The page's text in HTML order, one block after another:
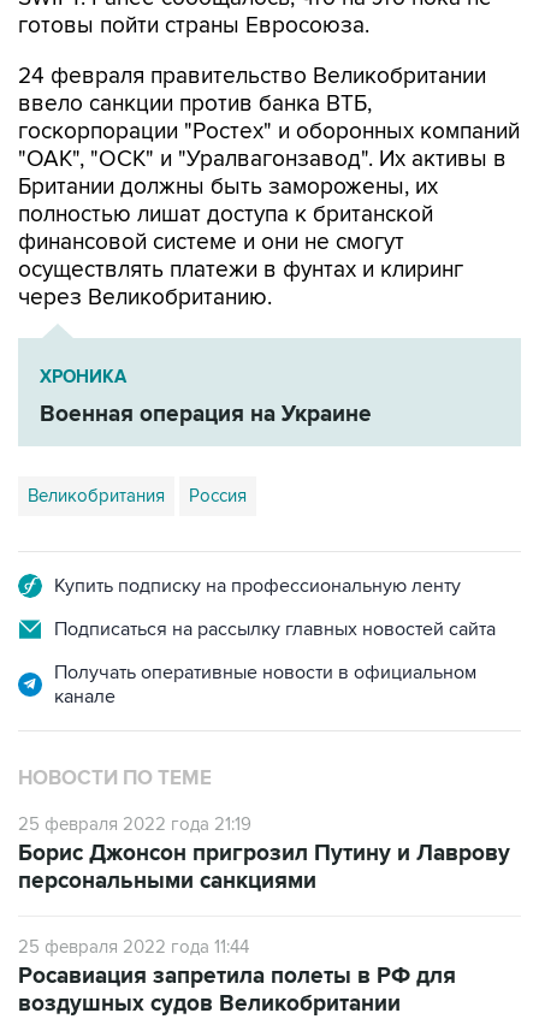
готовы пойти страны Евросоюза.
24 февраля правительство Великобритании
ввело санкции против банка ВТБ,
госкорпорации "Ростех" и оборонных компаний
"ОАК", "ОСК" и "Уралвагонзавод". Их активы в
Британии должны быть заморожены, их
полностью лишат доступа к британской
финансовой системе и они не смогут
осуществлять платежи в фунтах и клиринг
через Великобританию.
ХРОНИКА
Военная операция на Украине
Великобритания Россия
Купить подписку на профессиональную ленту
Подписаться на рассылку главных новостей сайта
Получать оперативные новости в официальном
канале
НОВОСТИ ПО ТЕМЕ
25 февраля 2022 года 21:19
Борис Джонсон пригрозил Путину и Лаврову
персональными санкциями
25 февраля 2022 года 11:44
Росавиация запретила полеты в РФ для
воздушных судов Великобритании